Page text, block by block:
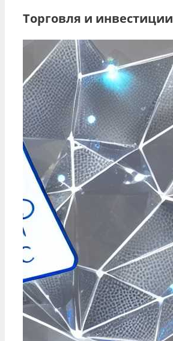
Торговля и инвестиции